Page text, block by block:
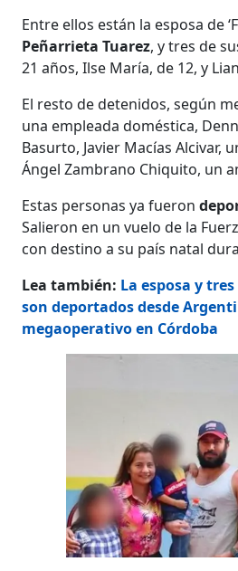
Entre ellos están la esposa de
Peñarrieta Tuarez, y tres de
21 años, Ilse María, de 12, y
El resto de detenidos, según
una empleada doméstica,
Basurto, Javier Macías Alcivar,
Ángel Zambrano Chiquito, un
Estas personas ya fueron
Salieron en un vuelo de la
con destino a su país natal
Lea también: La esposa y
son deportados desde
megaoperativo en Córdoba